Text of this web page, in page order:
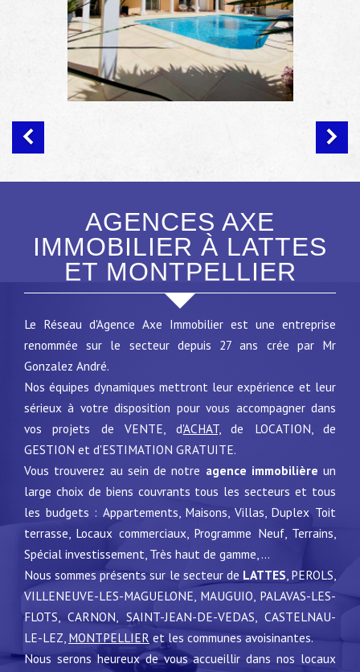
AGENCES AXE
IMMOBILIER À LATTES
ET MONTPELLIER
Le Réseau d'Agence Axe Immobilier est une entreprise
renommée sur le secteur depuis 27 ans crée par Mr
Gonzalez André.
Nos équipes dynamiques mettront leur expérience et leur
sérieux à votre disposition pour vous accompagner dans
vos projets de VENTE, d'ACHAT,de LOCATION, de
GESTION et d'ESTIMATION GRATUITE.
Vous trouverez au sein de notre agence immobilière un
large choix de biens couvrants tous les secteurs et tous
les budgets : Appartements, Maisons, Villas, Duplex Toit
terrasse, Locaux commerciaux, Programme Neuf, Terrains,
Spécial investissement, Très haut de gamme, ...
Nous sommes présents sur le secteur de LATTES, PEROLS,
VILLENEUVE-LES-MAGUELONE, MAUGUIO, PALAVAS-LES-
FLOTS, CARNON, SAINT-JEAN-DE-VEDAS, CASTELNAU-
LE-LEZ, MONTPELLIER et les communes avoisinantes.
Nous serons heureux de vous accueillir dans nos locaux